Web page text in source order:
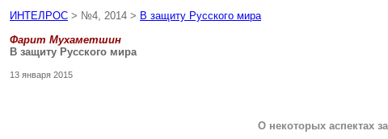
ИНТЕЛРОС > №4, 2014 > В защиту Русского мира
Фарит Мухаметшин
В защиту Русского мира
13 января 2015
О некоторых аспектах